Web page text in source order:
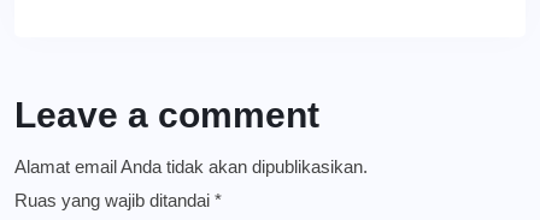
Leave a comment
Alamat email Anda tidak akan dipublikasikan.
Ruas yang wajib ditandai *